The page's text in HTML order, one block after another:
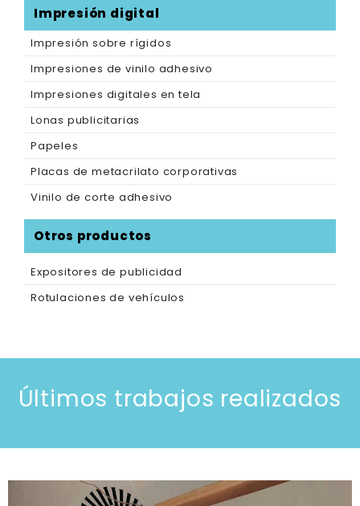
Impresión digital
Impresión sobre rígidos
Impresiones de vinilo adhesivo
Impresiones digitales en tela
Lonas publicitarias
Papeles
Placas de metacrilato corporativas
Vinilo de corte adhesivo
Otros productos
Expositores de publicidad
Rotulaciones de vehículos
Últimos trabajos realizados